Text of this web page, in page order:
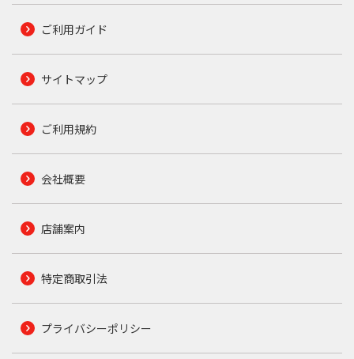
ご利用ガイド
サイトマップ
ご利用規約
会社概要
店舗案内
特定商取引法
プライバシーポリシー